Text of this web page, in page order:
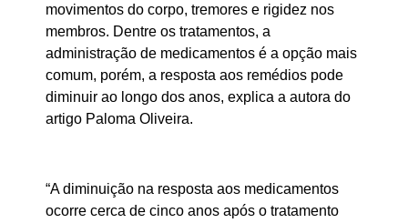
movimentos do corpo, tremores e rigidez nos
membros. Dentre os tratamentos, a
administração de medicamentos é a opção mais
comum, porém, a resposta aos remédios pode
diminuir ao longo dos anos, explica a autora do
artigo Paloma Oliveira.
“A diminuição na resposta aos medicamentos
ocorre cerca de cinco anos após o tratamento